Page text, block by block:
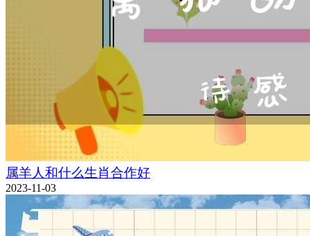
属羊人和什么生肖合作好
2023-11-03